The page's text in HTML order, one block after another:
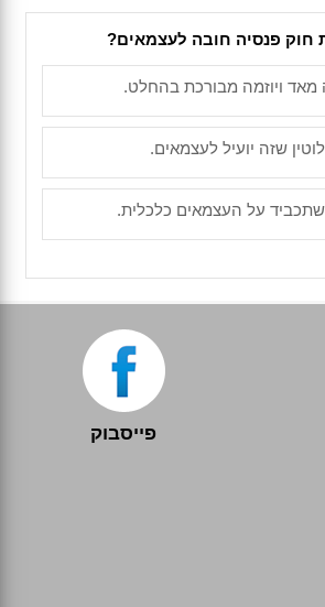
פנסיה חובה לעצמאים?
ויוזמה מבורכת בהחלט.
שזה יועיל לעצמאים.
על העצמאים כלכלית.
פייסבוק